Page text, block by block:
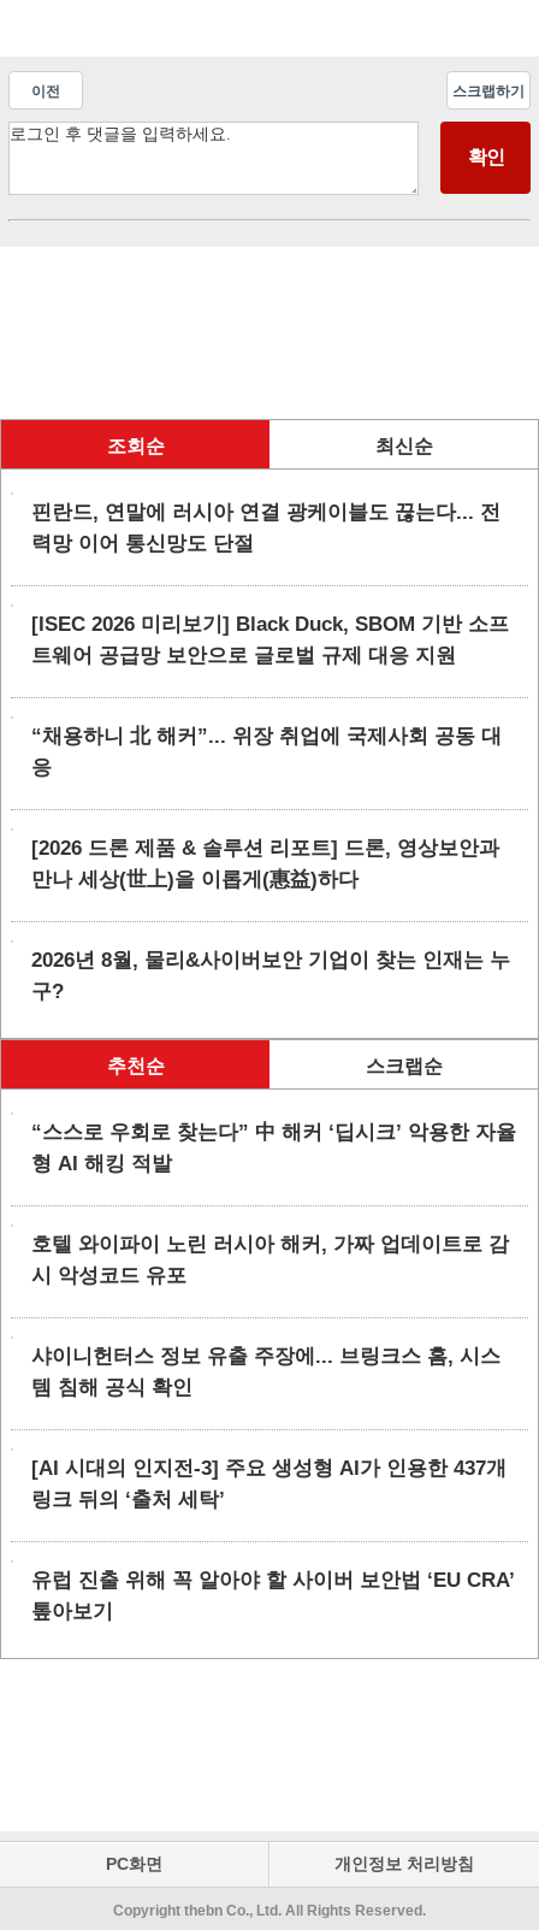
이전 스크랩하기
조회순 최신순
핀란드, 연말에 러시아 연결 광케이블도 끊는다... 전
력망 이어 통신망도 단절
[ISEC 2026 미리보기] Black Duck, SBOM 기반 소프
트웨어 공급망 보안으로 글로벌 규제 대응 지원
“채용하니 北 해커”... 위장 취업에 국제사회 공동 대
응
[2026 드론 제품 & 솔루션 리포트] 드론, 영상보안과
만나 세상(世上)을 이롭게(惠益)하다
2026년 8월, 물리&사이버보안 기업이 찾는 인재는 누
구?
추천순 스크랩순
“스스로 우회로 찾는다” 中 해커 ‘딥시크’ 악용한 자율
형 AI 해킹 적발
호텔 와이파이 노린 러시아 해커, 가짜 업데이트로 감
시 악성코드 유포
샤이니헌터스 정보 유출 주장에... 브링크스 홈, 시스
템 침해 공식 확인
[AI 시대의 인지전-3] 주요 생성형 AI가 인용한 437개
링크 뒤의 ‘출처 세탁’
유럽 진출 위해 꼭 알아야 할 사이버 보안법 ‘EU CRA’
톺아보기
PC화면 개인정보 처리방침
Copyright thebn Co., Ltd. All Rights Reserved.